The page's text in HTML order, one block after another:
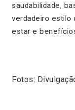
saudabilidade,
verdadeiro estilo
estar e
Fotos: